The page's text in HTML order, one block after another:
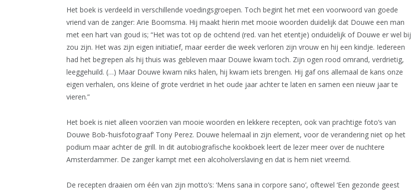
Het boek is verdeeld in verschillende voedingsgroepen. Toch begint het met een voorwoord van goede
vriend van de zanger: Arie Boomsma. Hij maakt hierin met mooie woorden duidelijk dat Douwe een man
met een hart van goud is; “Het was tot op de ochtend (red. van het etentje) onduidelijk of Douwe er wel bij
zou zijn. Het was zijn eigen initiatief, maar eerder die week verloren zijn vrouw en hij een kindje. Iedereen
had het begrepen als hij thuis was gebleven maar Douwe kwam toch. Zijn ogen rood omrand, verdrietig,
leeggehuild. (…) Maar Douwe kwam niks halen, hij kwam iets brengen. Hij gaf ons allemaal de kans onze
eigen verhalen, ons kleine of grote verdriet in het oude jaar achter te laten en samen een nieuw jaar te
vieren.”
Het boek is niet alleen voorzien van mooie woorden en lekkere recepten, ook van prachtige foto’s van
Douwe Bob-‘huisfotograaf’ Tony Perez. Douwe helemaal in zijn element, voor de verandering niet op het
podium maar achter de grill. In dit autobiografische kookboek leert de lezer meer over de nuchtere
Amsterdammer. De zanger kampt met een alcoholverslaving en dat is hem niet vreemd.
De recepten draaien om één van zijn motto’s: ‘Mens sana in corpore sano’, oftewel ‘Een gezonde geest